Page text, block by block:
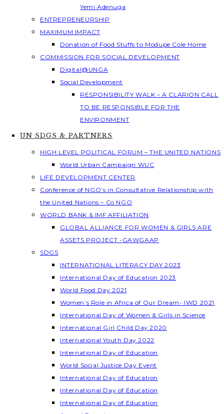
Yemi Adenuga
ENTREPRENEURSHIP
MAXIMUM IMPACT
Donation of Food Stuffs to Modupe Cole Home
COMMISSION FOR SOCIAL DEVELOPMENT
Digital@UNGA
Social Development
RESPONSIBILITY WALK – A CLARION CALL
TO BE RESPONSIBLE FOR THE
ENVIRONMENT
UN SDGS & PARTNERS
HIGH LEVEL POLITICAL FORUM – THE UNITED NATIONS
World Urban Campaign WUC
LIFE DEVELOPMENT CENTER
Conference of NGO’s in Consultative Relationship with
the United Nations – Co NGO
WORLD BANK & IMF AFFILIATION
GLOBAL ALLIANCE FOR WOMEN & GIRLS ARE
ASSETS PROJECT -GAWGAAP
SDGS
INTERNATIONAL LITERACY DAY 2023
International Day of Education 2023
World Food Day 2021
Women’s Role in Africa of Our Dream- IWD 2021
International Day of Women & Girls in Science
International Girl Child Day 2020
International Youth Day 2022
International Day of Education
World Social Justice Day Event
International Day of Education
International Day of Education
International Day of Education